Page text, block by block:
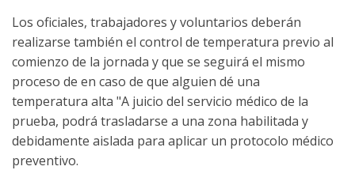
Los oficiales, trabajadores y voluntarios deberán
realizarse también el control de temperatura previo al
comienzo de la jornada y que se seguirá el mismo
proceso de en caso de que alguien dé una
temperatura alta "A juicio del servicio médico de la
prueba, podrá trasladarse a una zona habilitada y
debidamente aislada para aplicar un protocolo médico
preventivo.